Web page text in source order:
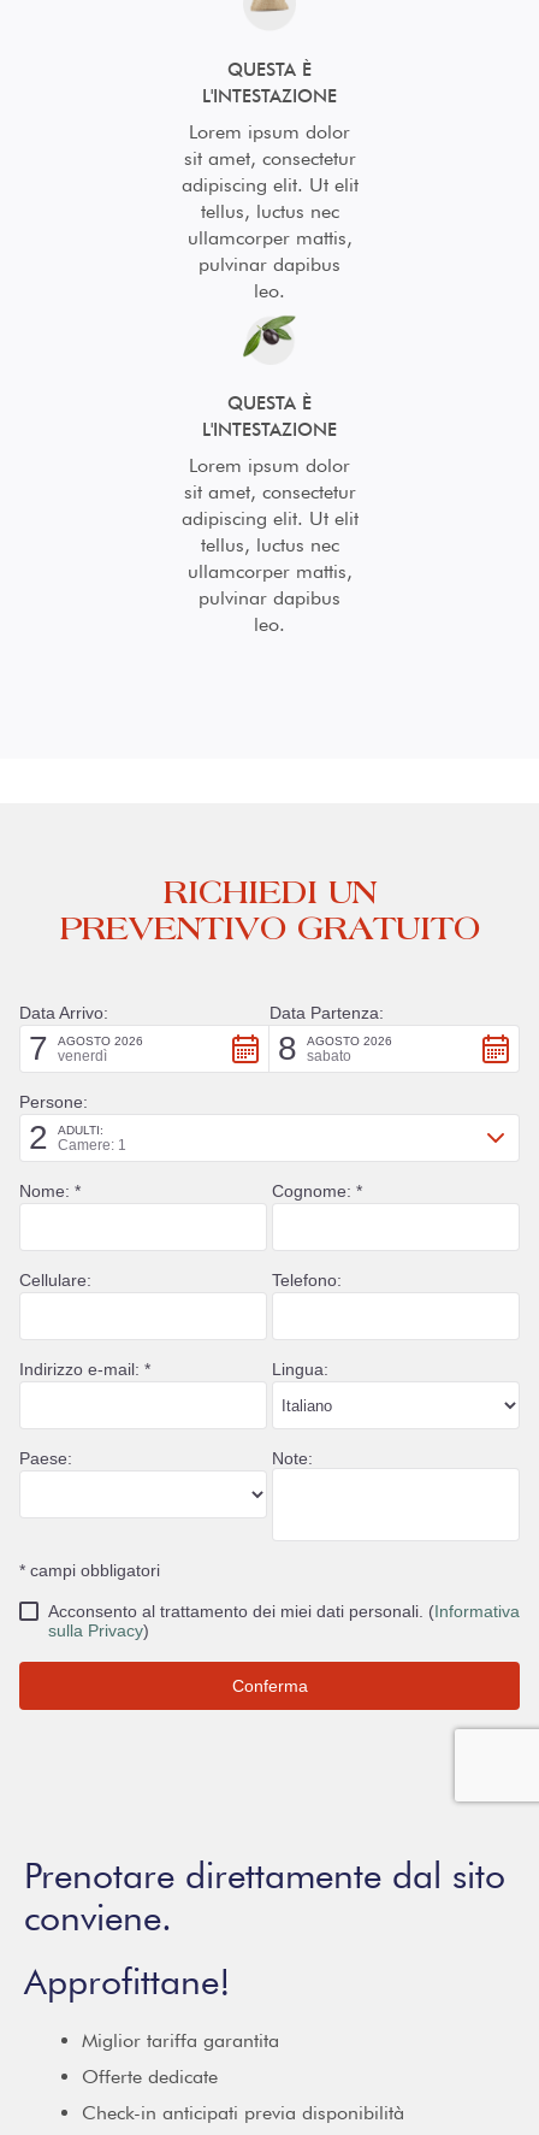
QUESTA È
L'INTESTAZIONE
Lorem ipsum dolor
sit amet, consectetur
adipiscing elit. Ut elit
tellus, luctus nec
ullamcorper mattis,
pulvinar dapibus
leo.
QUESTA È
L'INTESTAZIONE
Lorem ipsum dolor
sit amet, consectetur
adipiscing elit. Ut elit
tellus, luctus nec
ullamcorper mattis,
pulvinar dapibus
leo.
RICHIEDI UN
PREVENTIVO GRATUITO
Prenotare direttamente dal sito
conviene.
Approfittane!
Miglior tariffa garantita
Offerte dedicate
Check-in anticipati previa disponibilità